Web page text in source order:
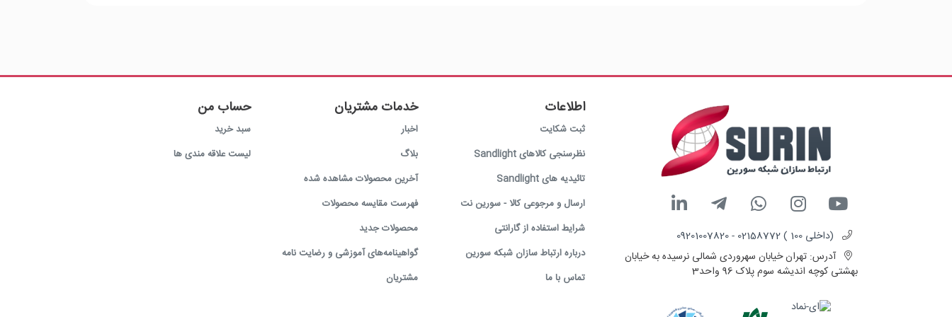
(داخلی 100 ) 02158772 - 09201007820
آدرس: تهران خیابان سهروردی شمالی نرسیده به خیابان
بهشتی کوچه اندیشه سوم پلاک 96 واحد3
اطلاعات
ثبت شکایت
نظرسنجی کالاهای Sandlight
تائیدیه های Sandlight
ارسال و مرجوعی کالا - سورین نت
شرایط استفاده از گارانتی
درباره ارتباط سازان شبکه سورین
تماس با ما
خدمات مشتریان
اخبار
بلاگ
آخرین محصولات مشاهده شده
فهرست مقایسه محصولات
محصولات جدید
گواهینامه‌های آموزشی و رضایت نامه
مشتریان
حساب من
سبد خرید
لیست علاقه مندی ها